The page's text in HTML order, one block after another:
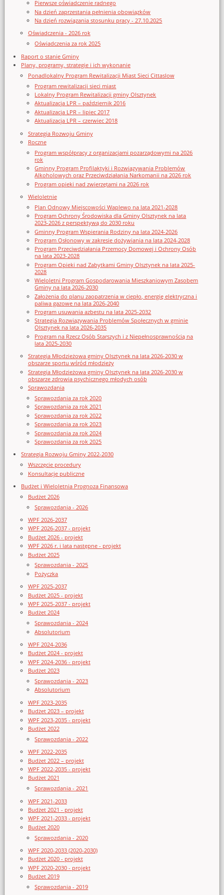
Pierwsze oświadczenie radnego
Na dzień zaprzestania pełnienia obowiązków
Na dzień rozwiązania stosunku pracy - 27.10.2025
Oświadczenia - 2026 rok
Oświadczenia za rok 2025
Raport o stanie Gminy
Plany, programy, strategie i ich wykonanie
Ponadlokalny Program Rewitalizacji Miast Sieci Cittaslow
Program rewitalizacji sieci miast
Lokalny Program Rewitalizacji gminy Olsztynek
Aktualizacja LPR – październik 2016
Aktualizacja LPR – lipiec 2017
Aktualizacja LPR – czerwiec 2018
Strategia Rozwoju Gminy
Roczne
Program współpracy z organizacjami pozarządowymi na 2026
rok
Gminny Program Profilaktyki i Rozwiązywania Problemów
Alkoholowych oraz Przeciwdziałania Narkomanii na 2026 rok
Program opieki nad zwierzętami na 2026 rok
Wieloletnie
Plan Odnowy Miejscowości Waplewo na lata 2021-2028
Program Ochrony Środowiska dla Gminy Olsztynek na lata
2023-2026 z perspektywą do 2030 roku
Gminny Program Wspierania Rodziny na lata 2024-2026
Program Osłonowy w zakresie dożywiania na lata 2024-2028
Program Przeciwdziałania Przemocy Domowej i Ochrony Osób
na lata 2023-2028
Program Opieki nad Zabytkami Gminy Olsztynek na lata 2025-
2028
Wieloletni Program Gospodarowania Mieszkaniowym Zasobem
Gminy na lata 2026-2030
Założenia do planu zaopatrzenia w ciepło, energię elektryczna i
paliwa gazowe na lata 2026-2040
Program usuwania azbestu na lata 2025-2032
Strategia Rozwiązywania Problemów Społecznych w gminie
Olsztynek na lata 2026-2035
Program na Rzecz Osób Starszych i z Niepełnosprawnością na
lata 2025-2030
Strategia Młodzieżowa gminy Olsztynek na lata 2026-2030 w
obszarze sportu wśród młodzieży
Strategia Młodzieżowa gminy Olsztynek na lata 2026-2030 w
obszarze zdrowia psychicznego młodych osób
Sprawozdania
Sprawozdania za rok 2020
Sprawozdania za rok 2021
Sprawozdania za rok 2022
Sprawozdania za rok 2023
Sprawozdania za rok 2024
Sprawozdania za rok 2025
Strategia Rozwoju Gminy 2022-2030
Wszczęcie procedury
Konsultacje publiczne
Budżet i Wieloletnia Prognoza Finansowa
Budżet 2026
Sprawozdania - 2026
WPF 2026-2037
WPF 2026-2037 - projekt
Budżet 2026 - projekt
WPF 2026 r. i lata następne - projekt
Budżet 2025
Sprawozdania - 2025
Pożyczka
WPF 2025-2037
Budżet 2025 - projekt
WPF 2025-2037 - projekt
Budżet 2024
Sprawozdania - 2024
Absolutorium
WPF 2024-2036
Budżet 2024 - projekt
WPF 2024-2036 - projekt
Budżet 2023
Sprawozdania - 2023
Absolutorium
WPF 2023-2035
Budżet 2023 – projekt
WPF 2023-2035 - projekt
Budżet 2022
Sprawozdania - 2022
WPF 2022-2035
Budżet 2022 – projekt
WPF 2022-2035 - projekt
Budżet 2021
Sprawozdania - 2021
WPF 2021-2033
Budżet 2021 - projekt
WPF 2021-2033 - projekt
Budżet 2020
Sprawozdania - 2020
WPF 2020-2033 (2020-2030)
Budżet 2020 - projekt
WPF 2020-2030 - projekt
Budżet 2019
Sprawozdania - 2019